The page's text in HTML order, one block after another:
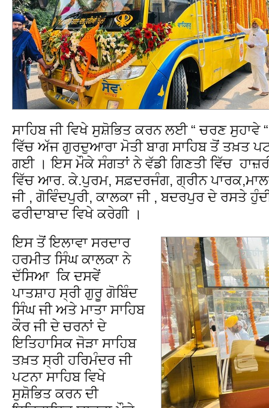
ਸਾਹਿਬ ਜੀ ਵਿਖੇ ਸੁਸ਼ੋਭਿਤ ਕਰਨ ਲਈ “ ਚਰਣ ਸੁਹਾਵੇ
ਵਿੱਚ ਅੱਜ ਗੁਰਦੁਆਰਾ ਮੋਤੀ ਬਾਗ ਸਾਹਿਬ ਤੋਂ ਤਖ਼ਤ
ਗਈ । ਇਸ ਮੌਕੇ ਸੰਗਤਾਂ ਨੇ ਵੱਡੀ ਗਿਣਤੀ ਵਿੱਚ
ਵਿੱਚ ਆਰ. ਕੇ.ਪੁਰਮ, ਸਫ਼ਦਰਜੰਗ, ਗ੍ਰੀਨ
ਜੀ , ਗੋਵਿੰਦਪੁਰੀ, ਕਾਲਕਾ ਜੀ , ਬਦਰਪੁਰ ਦੇ ਰਸਤੇ
ਫਰੀਦਾਬਾਦ ਵਿਖੇ ਕਰੇਗੀ ।
ਇਸ ਤੋਂ ਇਲਾਵਾ ਸਰਦਾਰ
ਹਰਮੀਤ ਸਿੰਘ ਕਾਲਕਾ ਨੇ
ਦੱਸਿਆ ਕਿ ਦਸਵੇਂ
ਪਾਤਸ਼ਾਹ ਸ੍ਰੀ ਗੁਰੂ ਗੋਬਿੰਦ
ਸਿੰਘ ਜੀ ਅਤੇ ਮਾਤਾ ਸਾਹਿਬ
ਕੌਰ ਜੀ ਦੇ ਚਰਨਾਂ ਦੇ
ਇਤਿਹਾਸਿਕ ਜੋੜਾ ਸਾਹਿਬ
ਤਖ਼ਤ ਸ੍ਰੀ ਹਰਿਮੰਦਰ ਜੀ
ਪਟਨਾ ਸਾਹਿਬ ਵਿਖੇ
ਸੁਸ਼ੋਭਿਤ ਕਰਨ ਦੀ